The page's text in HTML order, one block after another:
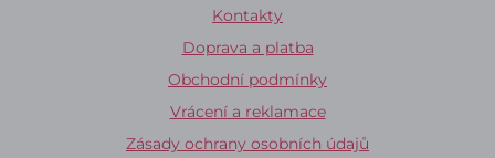
Kontakty
Doprava a platba
Obchodní podmínky
Vrácení a reklamace
Zásady ochrany osobních údajů